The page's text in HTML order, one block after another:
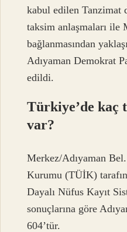
kabul edilen Tanzimat
taksim anlaşmaları ile
bağlanmasından
Adıyaman Demokrat
edildi.
Türkiye’de kaç
var?
Merkez/Adıyaman
Kurumu (TÜİK)
Dayalı Nüfus Kayıt
sonuçlarına göre
604’tür.